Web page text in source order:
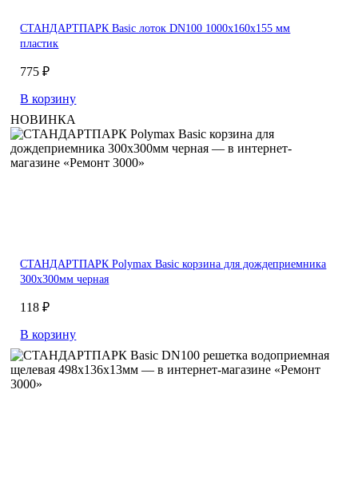
СТАНДАРТПАРК Basic лоток DN100 1000х160х155 мм
пластик
775 ₽
В корзину
НОВИНКА
СТАНДАРТПАРК Polymax Basic корзина для дождеприемника
300х300мм черная
118 ₽
В корзину